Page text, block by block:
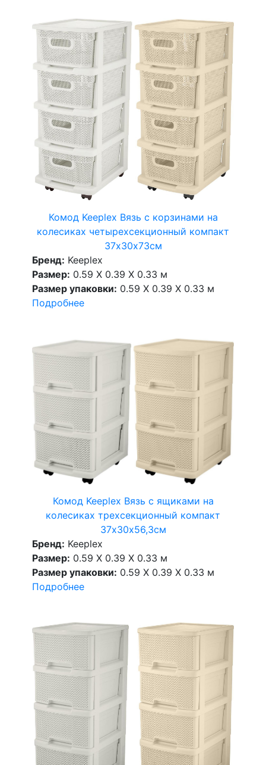
Комод Keeplex Вязь с корзинами на
колесиках четырехсекционный компакт
37х30х73см
Бренд: Keeplex
Размер: 0.59 X 0.39 X 0.33 м
Размер упаковки: 0.59 X 0.39 X 0.33 м
Подробнее
Комод Keeplex Вязь с ящиками на
колесиках трехсекционный компакт
37х30х56,3см
Бренд: Keeplex
Размер: 0.59 X 0.39 X 0.33 м
Размер упаковки: 0.59 X 0.39 X 0.33 м
Подробнее